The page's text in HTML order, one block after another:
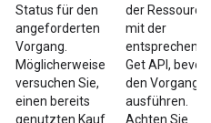
Status für den
angeforderten
Vorgang.
Möglicherweise
versuchen Sie,
einen bereits
genutzten Kauf
der Ressource
mit der
Get API, bevor
den Vorgang
ausführen.
Achten Sie